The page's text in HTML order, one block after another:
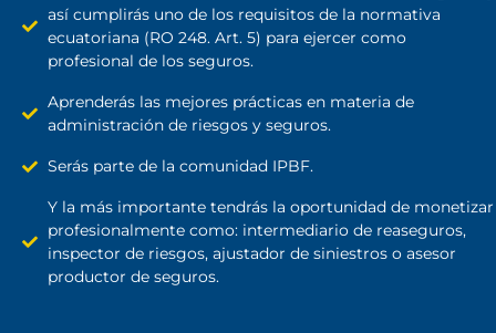
así cumplirás uno de los requisitos de la normativa
ecuatoriana (RO 248. Art. 5) para ejercer como
profesional de los seguros.
Aprenderás las mejores prácticas en materia de
administración de riesgos y seguros.
Serás parte de la comunidad IPBF.
Y la más importante tendrás la oportunidad de monetizar
profesionalmente como: intermediario de reaseguros,
inspector de riesgos, ajustador de siniestros o asesor
productor de seguros.